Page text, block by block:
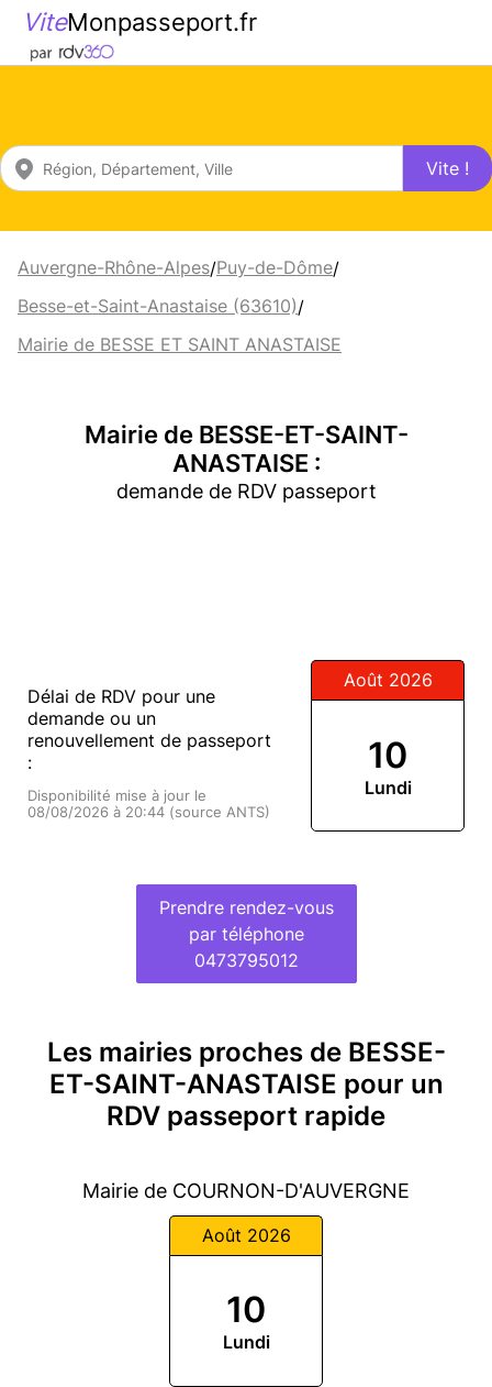
ViteMonpasseport.fr
Vite !
Auvergne-Rhône-Alpes/Puy-de-Dôme/
Besse-et-Saint-Anastaise (63610)/
Mairie de BESSE ET SAINT ANASTAISE
Mairie de BESSE-ET-SAINT-
ANASTAISE :
demande de RDV passeport
Délai de RDV pour une
demande ou un
renouvellement de passeport
:
Disponibilité mise à jour le
08/08/2026 à 20:44 (source ANTS)
Août 2026
10
Lundi
Prendre rendez-vous
par téléphone
0473795012
Les mairies proches de BESSE-
ET-SAINT-ANASTAISE pour un
RDV passeport rapide
Mairie de COURNON-D'AUVERGNE
Août 2026
10
Lundi